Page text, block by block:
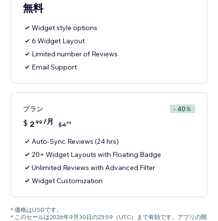
無料
Widget style options
6 Widget Layout
Limited number of Reviews
Email Support
プラン - 40％
$ 2 99 /月 $499
Auto-Sync Reviews (24 hrs)
20+ Widget Layouts with Floating Badge
Unlimited Reviews with Advanced Filter
Widget Customization
* 価格はUSDです。
* このセールは2026年9月30日の23:59（UTC）まで有効です。アプリの開